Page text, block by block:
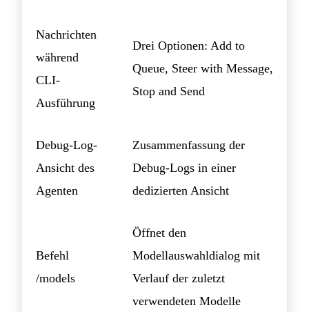
Nachrichten
während
CLI-
Ausführung
Drei Optionen: Add to
Queue, Steer with Message,
Stop and Send
Debug-Log-
Ansicht des
Agenten
Zusammenfassung der
Debug-Logs in einer
dedizierten Ansicht
Befehl
/models
Öffnet den
Modellauswahldialog mit
Verlauf der zuletzt
verwendeten Modelle